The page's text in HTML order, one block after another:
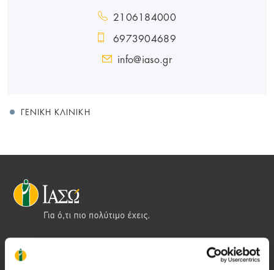
2106184000
6973904689
info@iaso.gr
ΓΕΝΙΚΉ ΚΛΙΝΙΚΉ
Αποστολή μας να παρέχουμε υψηλής
ποιότητας ολοκληρωμένες υπηρεσίες